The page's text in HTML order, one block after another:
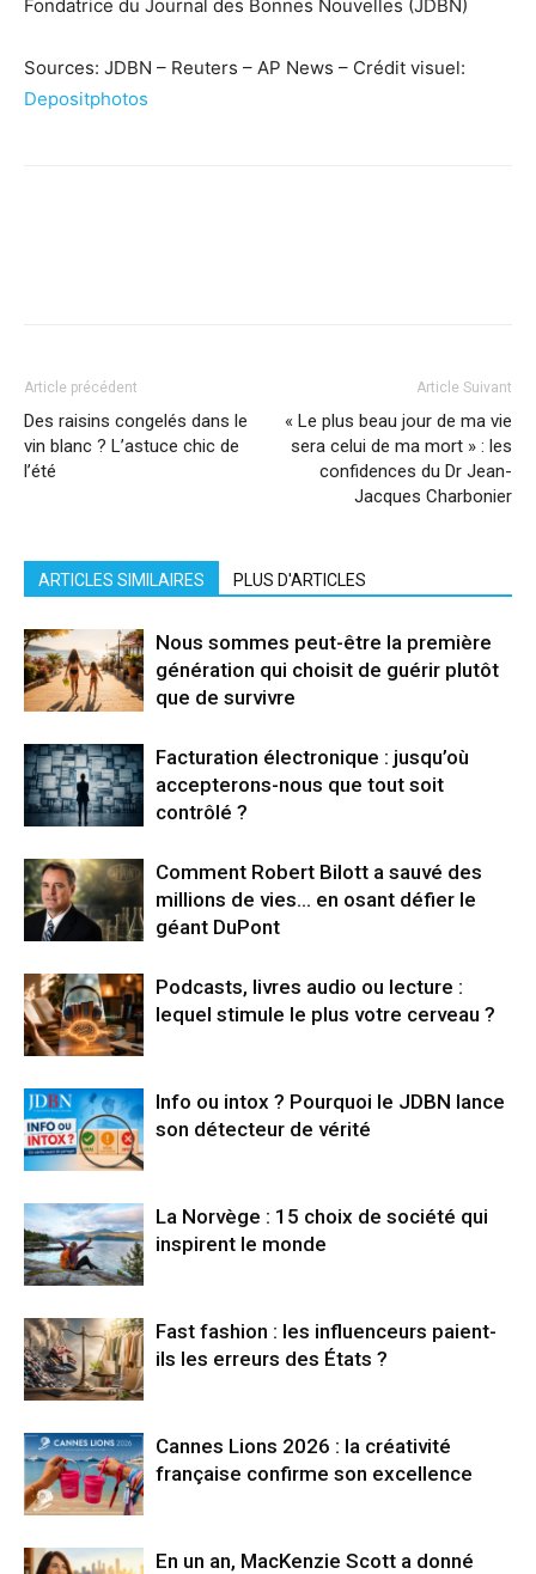
Fondatrice du Journal des Bonnes Nouvelles (JDBN)
Sources: JDBN – Reuters – AP News – Crédit visuel:
Depositphotos
Article précédent
Des raisins congelés dans le
vin blanc ? L’astuce chic de
l’été
Article Suivant
« Le plus beau jour de ma vie
sera celui de ma mort » : les
confidences du Dr Jean-
Jacques Charbonier
ARTICLES SIMILAIRES PLUS D'ARTICLES
Nous sommes peut-être la première
génération qui choisit de guérir plutôt
que de survivre
Facturation électronique : jusqu’où
accepterons-nous que tout soit
contrôlé ?
Comment Robert Bilott a sauvé des
millions de vies… en osant défier le
géant DuPont
Podcasts, livres audio ou lecture :
lequel stimule le plus votre cerveau ?
Info ou intox ? Pourquoi le JDBN lance
son détecteur de vérité
La Norvège : 15 choix de société qui
inspirent le monde
Fast fashion : les influenceurs paient-
ils les erreurs des États ?
Cannes Lions 2026 : la créativité
française confirme son excellence
En un an, MacKenzie Scott a donné